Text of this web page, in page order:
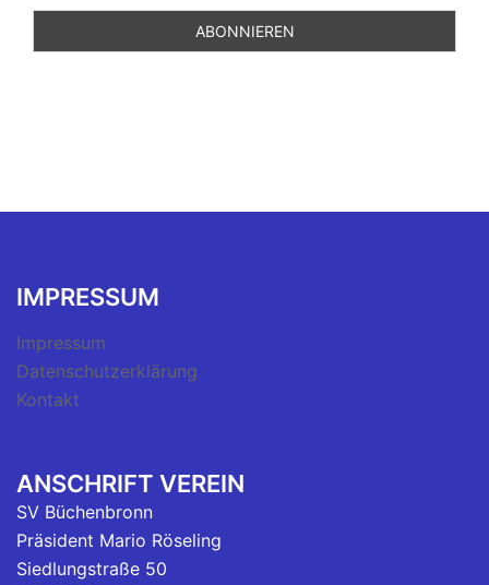
IMPRESSUM
Impressum
Datenschutzerklärung
Kontakt
ANSCHRIFT VEREIN
SV Büchenbronn
Präsident Mario Röseling
Siedlungstraße 50